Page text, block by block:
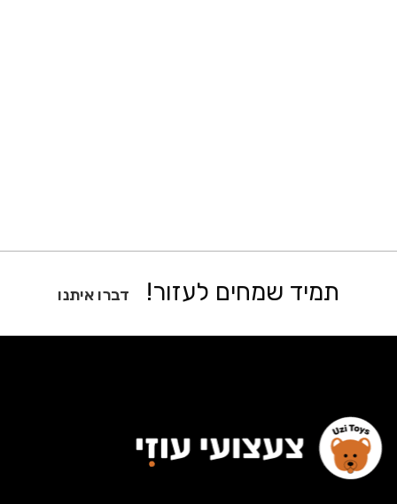
תמיד שמחים לעזור! דברו איתנו